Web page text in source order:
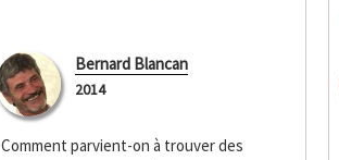
Bernard Blancan
2014
Comment parvient-on à trouver des